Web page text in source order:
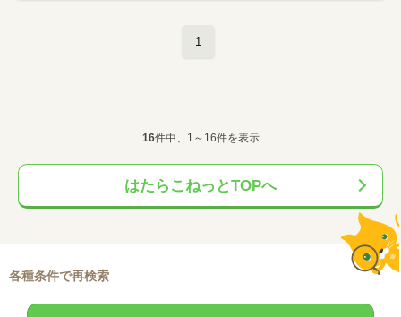
1
16件中、1～16件を表示
はたらこねっとTOPへ
各種条件で再検索